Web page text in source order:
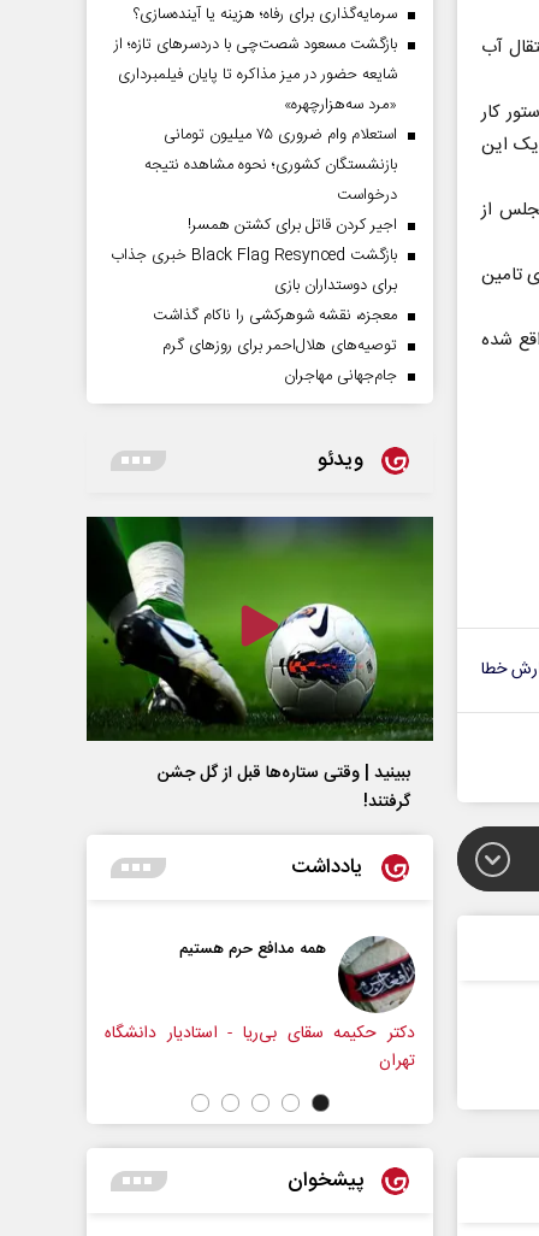
آب
کار
یک این
از
تامین
واقع شده
خطا
سرمایه‌گذاری برای رفاه؛ هزینه یا آینده‌سازی؟
بازگشت مسعود شصت‌چی با دردسر‌های تازه؛ از
شایعه حضور در میز مذاکره تا پایان فیلمبرداری
«مرد سه‌هزارچهره»
استعلام وام ضروری ۷۵ میلیون تومانی
بازنشستگان کشوری؛ نحوه مشاهده نتیجه
درخواست
اجیر کردن قاتل برای کشتن همسر!
بازگشت Black Flag Resynced خبری جذاب
برای دوستداران بازی
معجزه، نقشه شوهرکشی را ناکام گذاشت
توصیه‌های هلال‌احمر برای روز‌های گرم
جام‌جهانی مهاجران
ویدئو
ببینید | وقتی ستاره‌ها قبل از گل جشن
گرفتند!
یادداشت
همه مدافع حرم هستیم
بی‌ریا - استادیار دانشگاه
حکایت یک تاریخ و دو زندگی
پیشخوان